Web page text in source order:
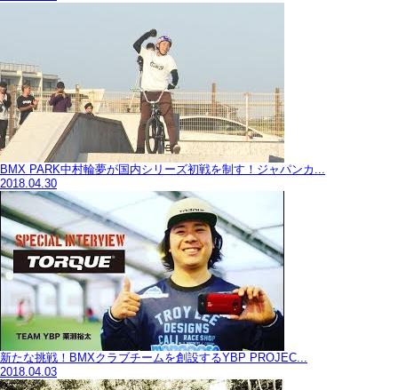
BMX PARK中村輪夢が国内シリーズ初戦を制す！ジャパンカ...
2018.04.30
新たな挑戦！BMXクラブチームを創設するYBP PROJEC...
2018.04.03